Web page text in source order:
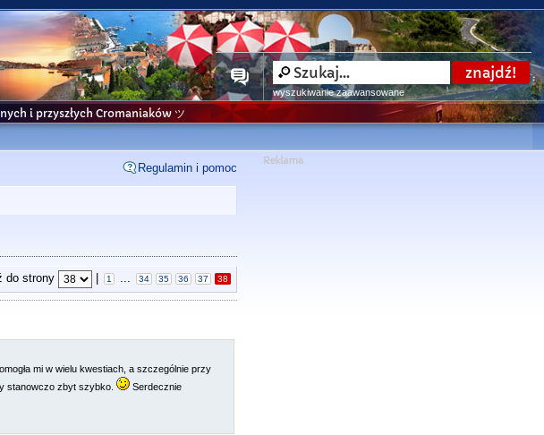
wyszukiwanie zaawansowane
i przyszłych Cromaniaków ツ
Regulamin i pomoc
do strony 1 ... 34 35 36 37 38
mi w wielu kwestiach, a szczególnie przy
stanowczo zbyt szybko.
Serdecznie